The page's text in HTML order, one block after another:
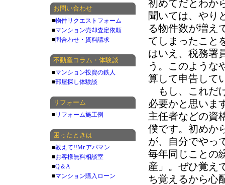
初めてだとわか
聞いては、やり
る物件数が増え
てしまったこと
はいえ、税務署
う。このような
算して申告して
もし、これだ
必要かと思いま
主任者などの資
僕です。初めか
が、自分でやっ
毎年同じことの
産」。ぜひ覚え
ち覚えるから心
お問い合わせ
■物件リクエストフォーム
■マンション売却査定依頼
■問合わせ・資料請求
不動産コラム・体験談
■マンション投資の鉄人
■部屋探し体験談
リフォーム
■リフォーム施工例
困ったときは
■教えて!!Mr.アパマン
■お客様無料相談室
■Q＆A
■マンション購入ローン